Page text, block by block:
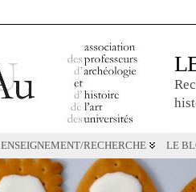
ENSEIGNEMENT/RECHERCHE LE